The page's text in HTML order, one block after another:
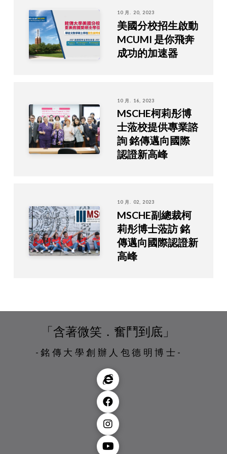
10 月. 20, 2023
美國分校招生啟動
MCUMI 是你飛奔
成功的加速器
10 月. 16, 2023
MSCHE柯莉彤博
士蒞校提供專業諮
詢 銘傳邁向國際
認證新高峰
10 月. 02, 2023
MSCHE副總裁柯
莉彤博士蒞訪 銘
傳邁向國際認證新
高峰
「含著微笑．奮鬥到底」
-銘傳大學創辦人包德明博士-